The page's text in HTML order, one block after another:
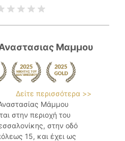
Μαμμου
Δείτε περισσότερα >>
Μάμμου
στην περιοχή του
στην οδό
15, και έχει ως